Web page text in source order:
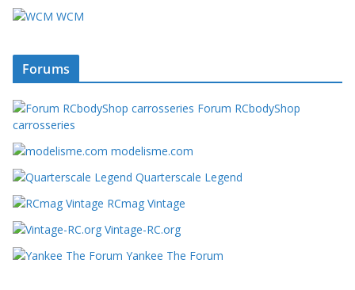
WCM
Forums
Forum RCbodyShop
carrosseries
modelisme.com
Quarterscale Legend
RCmag Vintage
Vintage-RC.org
Yankee The Forum